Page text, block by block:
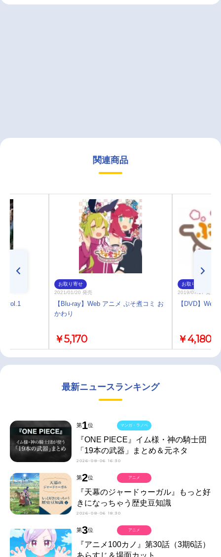
関連商品
vol.1
お取り寄せ
2021/01/20 発売
【Blu-ray】Web アニメ ぷそ煮コミ お
かわり
￥5,170
お取り寄せ
2019/07/17 発売
【DVD】
￥4,180
最新ニュースランキング
第1位
『ONE PIECE』イム様・神の騎士団
「19本の武器」まとめ＆元ネタ
2026-08-06 16:30
マンガ・ラノベ
第2位
『天幕のジャードゥーガル』もっと好
きになっちゃう歴史豆知識
2026-08-06 18:30
アニメ
第3位
『アニメ100カノ』第30話（3期6話）
あらすじ＆場面カット
アニメ